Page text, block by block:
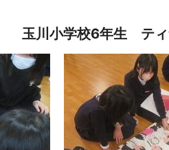
玉川小学校6年生 ティ